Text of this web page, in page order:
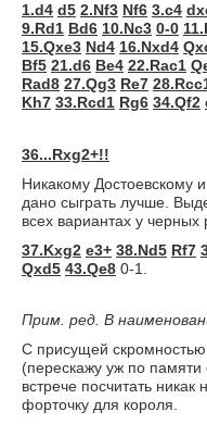
1.d4 d5 2.Nf3 Nf6 3.c4
9.Rd1 Bd6 10.Nc3 0-0
15.Qxe3 Nd4 16.Nxd4
Bf5 21.d6 Be4 22.Rac1
Rad8 27.Qg3 Re7
Kh7 33.Rcd1 Rg6 34.Qf2
36...Rxg2+!!
Никакому Достоевскому
дано сыграть лучше.
всех вариантах у
37.Kxg2 e3+ 38.Nd5 Rf7
Qxd5 43.Qe8 0-1.
Прим. ред. В
C присущей
(перескажу уж по памяти
встрече посчитать
форточку для короля.